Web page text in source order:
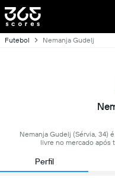
Futebol Nemanja Gudelj
Nemanja Gudelj (Sérvia, 34)
livre no mercado após
Perfil